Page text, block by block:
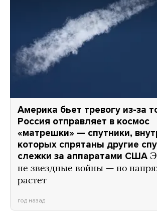
Америка бьет тревогу из-за
Россия отправляет в космос
«матрешки» — спутники,
которых спрятаны другие
слежки за аппаратами США
не звездные войны — но
растет
год назад